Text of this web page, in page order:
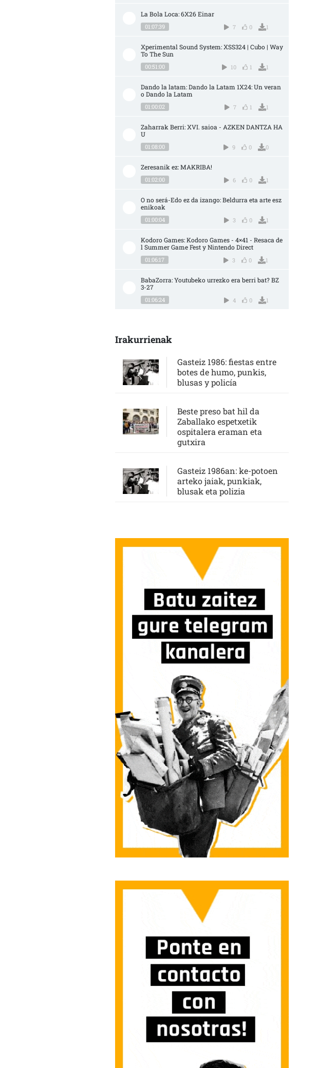
La Bola Loca: 6X26 Einar
01:07:39 7 0 1
Xperimental Sound System: XSS324 | Cubo | Way
To The Sun
00:51:00 10 1 1
Dando la latam: Dando la Latam 1X24: Un veran
o Dando la Latam
01:00:02 7 1 1
Zaharrak Berri: XVI. saioa - AZKEN DANTZA HA
U
01:08:00 9 0 0
Zeresanik ez: MAKRIBA!
01:02:00 6 0 1
O no será-Edo ez da izango: Beldurra eta arte esz
enikoak
01:00:04 3 0 1
Kodoro Games: Kodoro Games - 4×41 - Resaca de
l Summer Game Fest y Nintendo Direct
01:06:17 3 0 1
BabaZorra: Youtubeko urrezko era berri bat? BZ
3-27
01:06:24 4 0 1
Irakurrienak
Gasteiz 1986: fiestas entre
botes de humo, punkis,
blusas y policía
Beste preso bat hil da
Zaballako espetxetik
ospitalera eraman eta
gutxira
Gasteiz 1986an: ke-potoen
arteko jaiak, punkiak,
blusak eta polizia